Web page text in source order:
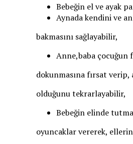
Bebeğin el ve ayak
Aynada kendini ve
bakmasını sağlayabilir,
Anne,baba çocuğun
dokunmasına fırsat
olduğunu tekrarlayabilir,
Bebeğin elinde
oyuncaklar vererek,